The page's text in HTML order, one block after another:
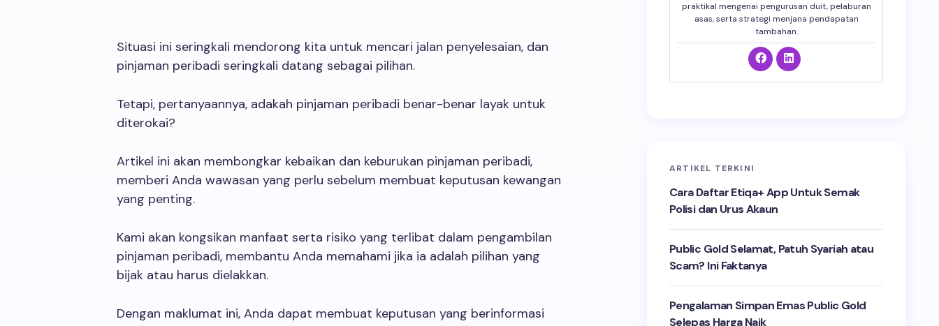
Situasi ini seringkali mendorong kita untuk mencari jalan penyelesaian, dan
pinjaman peribadi seringkali datang sebagai pilihan.
Tetapi, pertanyaannya, adakah pinjaman peribadi benar-benar layak untuk
diterokai?
Artikel ini akan membongkar kebaikan dan keburukan pinjaman peribadi,
memberi Anda wawasan yang perlu sebelum membuat keputusan kewangan
yang penting.
Kami akan kongsikan manfaat serta risiko yang terlibat dalam pengambilan
pinjaman peribadi, membantu Anda memahami jika ia adalah pilihan yang
bijak atau harus dielakkan.
Dengan maklumat ini, Anda dapat membuat keputusan yang berinformasi
praktikal mengenai pengurusan duit, pelaburan
asas, serta strategi menjana pendapatan
tambahan.
ARTIKEL TERKINI
Cara Daftar Etiqa+ App Untuk Semak
Polisi dan Urus Akaun
Public Gold Selamat, Patuh Syariah atau
Scam? Ini Faktanya
Pengalaman Simpan Emas Public Gold
Selepas Harga Naik